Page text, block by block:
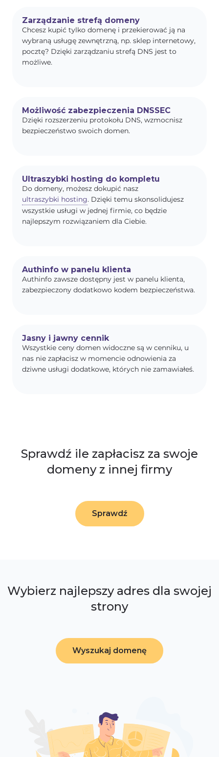
Zarządzanie strefą domeny
Chcesz kupić tylko domenę i przekierować ją na
wybraną usługę zewnętrzną, np. sklep internetowy,
pocztę? Dzięki zarządzaniu strefą DNS jest to
możliwe.
Możliwość zabezpieczenia DNSSEC
Dzięki rozszerzeniu protokołu DNS, wzmocnisz
bezpieczeństwo swoich domen.
Ultraszybki hosting do kompletu
Do domeny, możesz dokupić nasz
ultraszybki hosting. Dzięki temu skonsolidujesz
wszystkie usługi w jednej firmie, co będzie
najlepszym rozwiązaniem dla Ciebie.
Authinfo w panelu klienta
Authinfo zawsze dostępny jest w panelu klienta,
zabezpieczony dodatkowo kodem bezpieczeństwa.
Jasny i jawny cennik
Wszystkie ceny domen widoczne są w cenniku, u
nas nie zapłacisz w momencie odnowienia za
dziwne usługi dodatkowe, których nie zamawiałeś.
Sprawdź ile zapłacisz za swoje
domeny z innej firmy
Sprawdź
Wybierz najlepszy adres dla swojej
strony
Wyszukaj domenę